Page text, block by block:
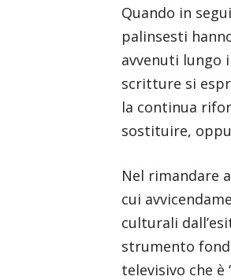
Quando in
palinsesti
avvenuti lungo
scritture si
la continua
sostituire,
Nel rimandare
cui
culturali
strumento
televisivo che è ‘